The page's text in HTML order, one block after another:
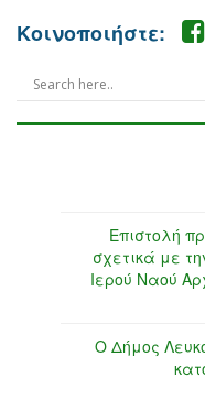
Κοινοποιήστε:
Επιστολή
σχετικά με
Ιερού Ναού
Ο Δήμος